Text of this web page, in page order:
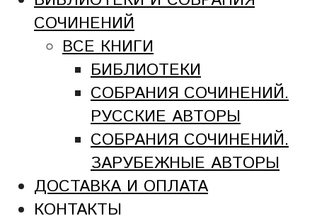
СОЧИНЕНИЙ
ВСЕ КНИГИ
БИБЛИОТЕКИ
СОБРАНИЯ СОЧИНЕНИЙ.
РУССКИЕ АВТОРЫ
СОБРАНИЯ СОЧИНЕНИЙ.
ЗАРУБЕЖНЫЕ АВТОРЫ
ДОСТАВКА И ОПЛАТА
КОНТАКТЫ